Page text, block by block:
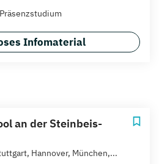
Infomaterial
an der Steinbeis-
Hannover, München,...